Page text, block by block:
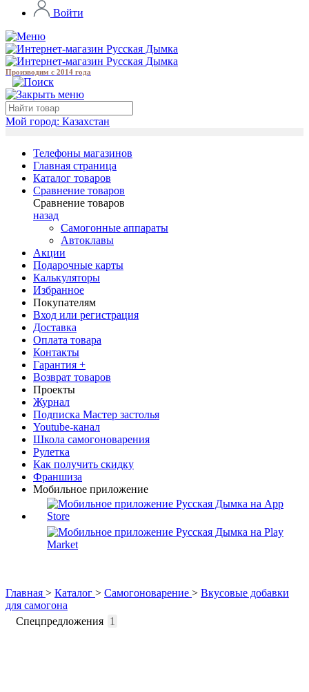
Войти
Производим с 2014 года
Мой город: Казахстан
Телефоны магазинов
Главная страница
Каталог товаров
Сравнение товаров
Сравнение товаров
назад
Самогонные аппараты
Автоклавы
Акции
Подарочные карты
Калькуляторы
Избранное
Покупателям
Вход или регистрация
Доставка
Оплата товара
Контакты
Гарантия +
Возврат товаров
Проекты
Журнал
Подписка Мастер застолья
Youtube-канал
Школа самогоноварения
Рулетка
Как получить скидку
Франшиза
Мобильное приложение
Главная > Каталог > Самогоноварение > Вкусовые добавки
для самогона
Спецпредложения 1